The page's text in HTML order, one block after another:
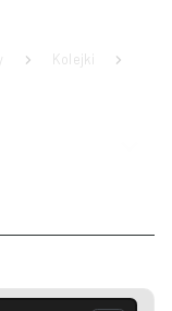
Kolejki